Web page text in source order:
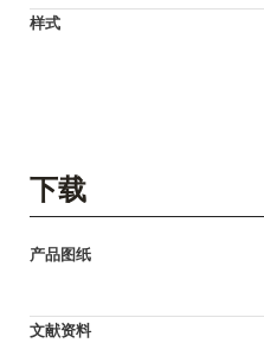
样式
下载
产品图纸
文献资料